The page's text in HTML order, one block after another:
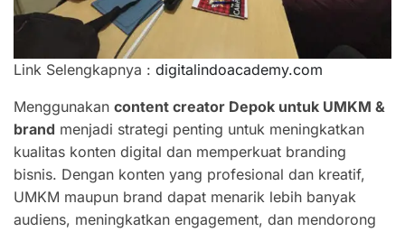
Link Selengkapnya : digitalindoacademy.com
Menggunakan content creator Depok untuk UMKM &
brand menjadi strategi penting untuk meningkatkan
kualitas konten digital dan memperkuat branding
bisnis. Dengan konten yang profesional dan kreatif,
UMKM maupun brand dapat menarik lebih banyak
audiens, meningkatkan engagement, dan mendorong